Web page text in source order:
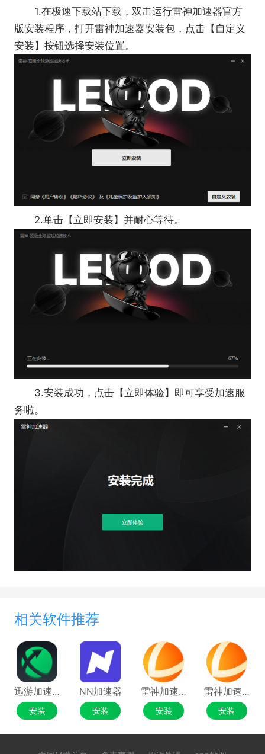
1.在极速下载站下载，双击运行雷神加速器官方
版安装程序，打开雷神加速器安装包，点击【自定义
安装】按钮选择安装位置。
2.单击【立即安装】并耐心等待。
3.安装成功，点击【立即体验】即可享受加速服
务啦。
相关软件推荐
迅游加速器最新版
安装
NN加速器
安装
雷神加速器2026
安装
雷神加速器
安装